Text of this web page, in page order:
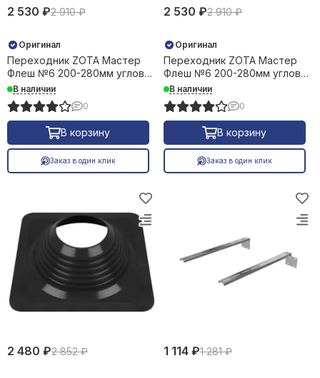
2 530 ₽2 910 ₽
Оригинал
Переходник ZOTA Мастер
Флеш №6 200-280мм угловой
силикон красный +240С
34526
В наличии
0
В корзину
Заказ в один клик
2 530 ₽2 910 ₽
Оригинал
Переходник ZOTA Мастер
Флеш №6 200-280мм угловой
силикон черный +240С 35842
В наличии
0
В корзину
Заказ в один клик
2 480 ₽2 852 ₽ 1 114 ₽1 281 ₽